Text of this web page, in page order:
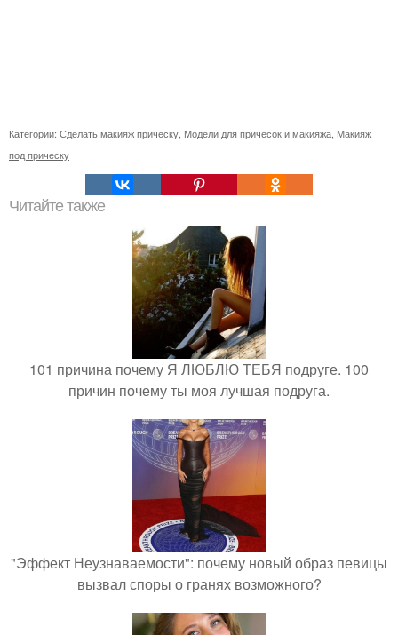
Категории: Сделать макияж прическу Модели для причесок и макияжа Макияж
под прическу
Читайте также
101 причина почему Я ЛЮБЛЮ ТЕБЯ подруге. 100
причин почему ты моя лучшая подруга.
"Эффект Неузнаваемости": почему новый образ певицы
вызвал споры о гранях возможного?